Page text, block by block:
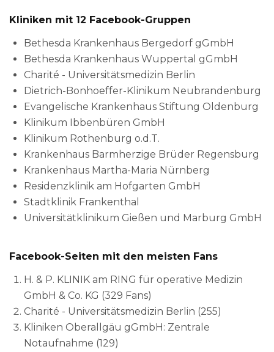
Kliniken mit 12 Facebook-Gruppen
Bethesda Krankenhaus Bergedorf gGmbH
Bethesda Krankenhaus Wuppertal gGmbH
Charité - Universitätsmedizin Berlin
Dietrich-Bonhoeffer-Klinikum Neubrandenburg
Evangelische Krankenhaus Stiftung Oldenburg
Klinikum Ibbenbüren GmbH
Klinikum Rothenburg o.d.T.
Krankenhaus Barmherzige Brüder Regensburg
Krankenhaus Martha-Maria Nürnberg
Residenzklinik am Hofgarten GmbH
Stadtklinik Frankenthal
Universitätklinikum Gießen und Marburg GmbH
Facebook-Seiten mit den meisten Fans
H. & P. KLINIK am RING für operative Medizin
GmbH & Co. KG (329 Fans)
Charité - Universitätsmedizin Berlin (255)
Kliniken Oberallgäu gGmbH: Zentrale
Notaufnahme (129)